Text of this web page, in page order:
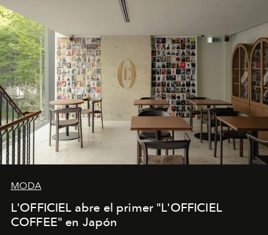
MODA
L'OFFICIEL abre el primer "L'OFFICIEL
COFFEE" en Japón